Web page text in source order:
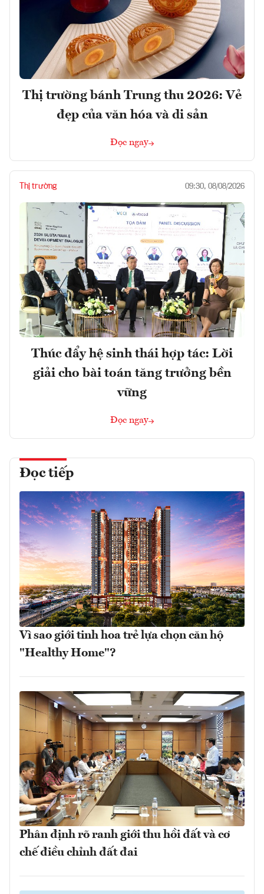
Thị trường bánh Trung thu 2026: Vẻ
đẹp của văn hóa và di sản
Đọc ngay
Thị trường 09:30, 08/08/2026
Thúc đẩy hệ sinh thái hợp tác: Lời
giải cho bài toán tăng trưởng bền
vững
Đọc ngay
Đọc tiếp
Vì sao giới tinh hoa trẻ lựa chọn căn hộ
"Healthy Home"?
Phân định rõ ranh giới thu hồi đất và cơ
chế điều chỉnh đất đai